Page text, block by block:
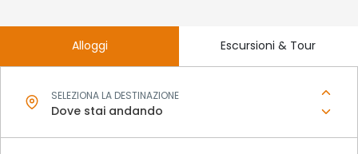
Alloggi Escursioni & Tour
SELEZIONA LA DESTINAZIONE
Dove stai andando